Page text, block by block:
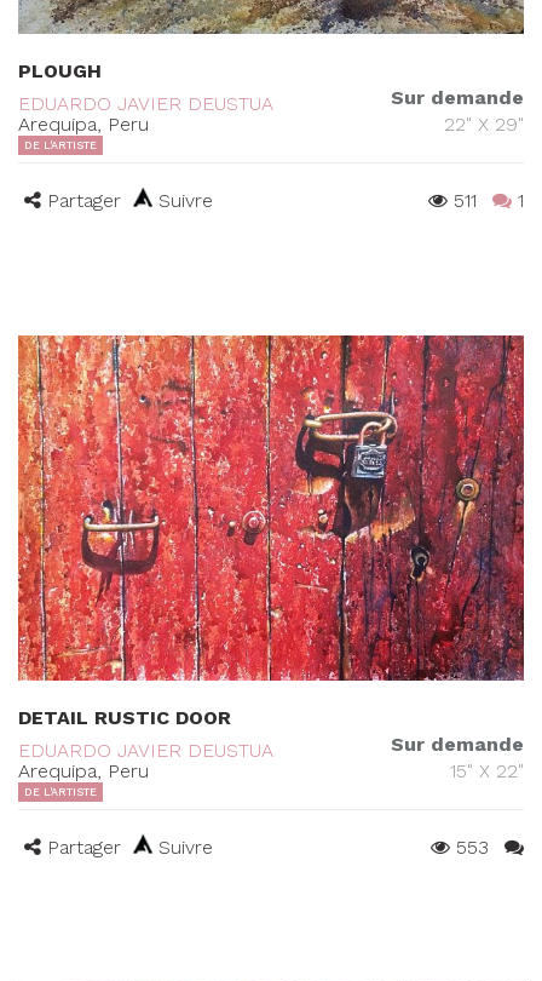
PLOUGH
EDUARDO JAVIER DEUSTUA
Arequipa, Peru
Sur demande
22" X 29"
DE L'ARTISTE
Partager Suivre 511 1
DETAIL RUSTIC DOOR
EDUARDO JAVIER DEUSTUA
Arequipa, Peru
Sur demande
15" X 22"
DE L'ARTISTE
Partager Suivre 553